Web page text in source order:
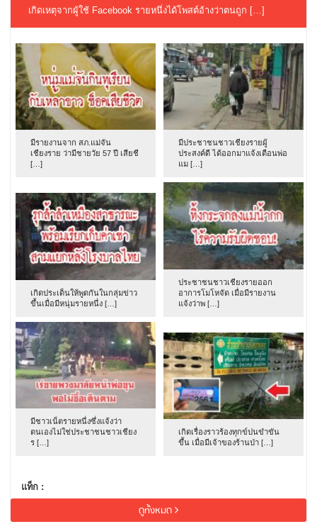
เกิดเหตุจากผู้ใช้ Facebook รายหนึ่งได้โพสต์อ้างว่าตนถูก […]
มีรายงานจาก สภ.แม่จัน
เชียงราย ว่ามีชายวัย 57 ปี เสียชี
[…]
มีประชาชนชาวเชียงรายผู้
ประสงค์ดี ได้ออกมาแจ้งเตือนพ่อ
แม […]
เกิดประเด็นให้พูดกันในกลุ่มข่าว
ขึ้นเมื่อมีหนุ่มรายหนึ่ง […]
ประชาชนชาวเชียงรายออก
อาการโมโหจัด เมื่อมีรายงาน
แจ้งว่าพ […]
มีชาวเน็ตรายหนึ่งซึ่งแจ้งว่า
ตนเองไม่ใช่ประชาชนชาวเชียง
ร […]
เกิดเรื่องราวร้องทุกข์ปนขำขัน
ขึ้น เมื่อมีเจ้าของร้านป่า […]
แท็ก :
ดูทั้งหมด